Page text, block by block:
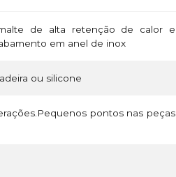
de alta retenção de calor e
em anel de inox
ou silicone
pontos nas peças